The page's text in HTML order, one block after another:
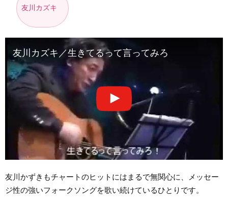
友川カズキ
友川カズキ／生きてるって言ってみろ
友川かずきもチャートのヒットにはまるで無関心に、メッセー
ジ性の強いフォークソングを歌い続けているひとりです。